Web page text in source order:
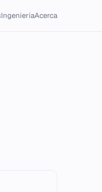
IngenieríaAcerca